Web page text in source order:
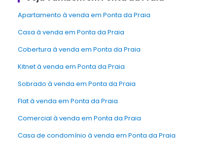
apartamento à venda em Ponta da Praia
Casa à venda em Ponta da Praia
Cobertura à venda em Ponta da Praia
Kitnet à venda em Ponta da Praia
sobrado à venda em Ponta da Praia
Flat à venda em Ponta da Praia
Comercial à venda em Ponta da Praia
Casa de condomínio à venda em Ponta da Praia